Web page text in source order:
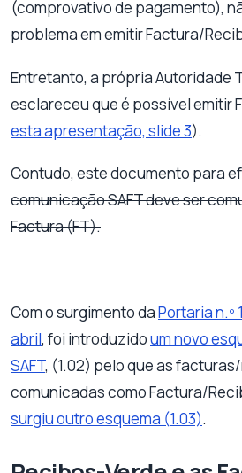
(comprovativo de pagamento),
problema em emitir Factura/
Entretanto, a própria Autoridade
esclareceu que é possível emitir
esta apresentação, slide 3).
Contudo, este documento para
comunicação SAFT deve ser
Factura (FT).
Com o surgimento daPortaria n.º
abril, foi introduzidoum novo
SAFT, (1.02) pelo que as
comunicadas como Factura/
surgiu outro esquema (1.03).